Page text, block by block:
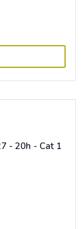
- 20h - Cat 1